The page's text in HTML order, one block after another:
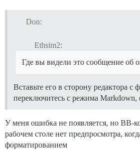
Don:
Ethsim2:
Где вы видели это сообщение об
Вставьте его в сторону редактора
переключитесь с режима Markdown,
У меня ошибка не появляется, но BB-
рабочем столе нет предпросмотра,
форматированием